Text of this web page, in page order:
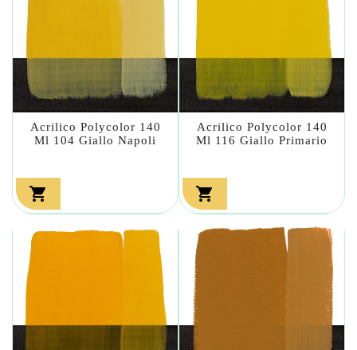
Acrilico Polycolor 140
Ml 104 Giallo Napoli

Acrilico Polycolor 140
Ml 116 Giallo Primario
